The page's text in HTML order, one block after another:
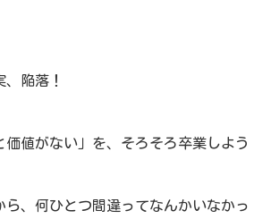
陥落！
価値がない」を、そろそろ卒業しよう
ら、何ひとつ間違ってなんかいなかっ